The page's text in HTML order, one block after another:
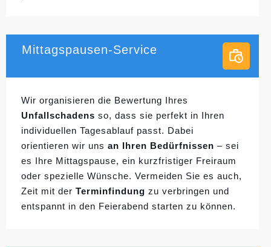
Mittagspausen-Service
Wir organisieren die Bewertung Ihres
Unfallschadens so, dass sie perfekt in Ihren
individuellen Tagesablauf passt. Dabei
orientieren wir uns an Ihren Bedürfnissen – sei
es Ihre Mittagspause, ein kurzfristiger Freiraum
oder spezielle Wünsche. Vermeiden Sie es auch,
Zeit mit der Terminfindung zu verbringen und
entspannt in den Feierabend starten zu können.